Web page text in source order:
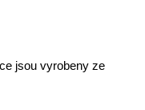
jsou vyrobeny ze